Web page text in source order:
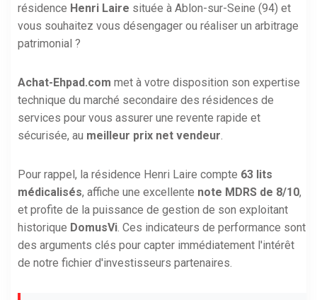
résidence Henri Laire située à Ablon-sur-Seine (94) et
vous souhaitez vous désengager ou réaliser un arbitrage
patrimonial ?
Achat-Ehpad.com met à votre disposition son expertise
technique du marché secondaire des résidences de
services pour vous assurer une revente rapide et
sécurisée, au meilleur prix net vendeur
Pour rappel, la résidence Henri Laire compte 63 lits
médicalisés, affiche une excellente note MDRS de 8/10,
et profite de la puissance de gestion de son exploitant
historique DomusVi . Ces indicateurs de performance sont
des arguments clés pour capter immédiatement l'intérêt
de notre fichier d'investisseurs partenaires.